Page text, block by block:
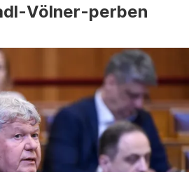
Völner-perben